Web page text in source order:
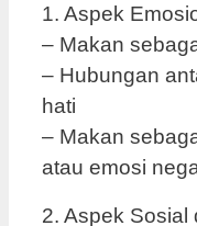
1. Aspek
– Makan
– Hubungan
hati
– Makan
atau emosi
2. Aspek Sosial